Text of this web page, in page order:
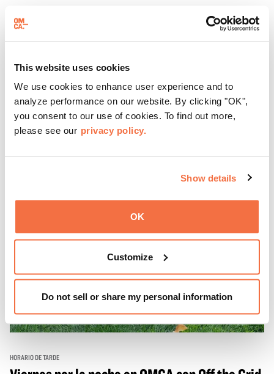
This website uses cookies
We use cookies to enhance user experience and to
analyze performance on our website. By clicking "OK",
you consent to our use of cookies. To find out more,
please see our privacy policy.
Show details
OK
Customize
Do not sell or share my personal information
Jueves en el OMCA
Disfruta de ThursDates en el OMCA: tu cita semanal en el
el Town Fare Cafe, del chef Michele McQueen, donde
podrás disfrutar de bebidas y aperitivos con música de
fondo, o explora las galerías, que cobran vida por la noche
con una mezcla de actuaciones improvisadas, charlas,
Más información
HORARIO DE TARDE